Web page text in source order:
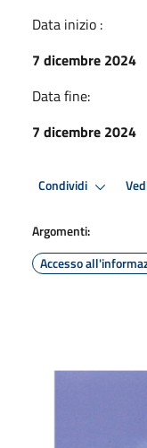
Data inizio :
7 dicembre 2024
Data fine:
7 dicembre 2024
Condividi
Argomenti:
Accesso